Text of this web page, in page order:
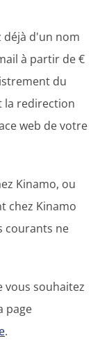
déjà d'un nom
à partir de €
du
la redirection
web de votre
Kinamo, ou
chez Kinamo
courants ne
vous souhaitez
page
.